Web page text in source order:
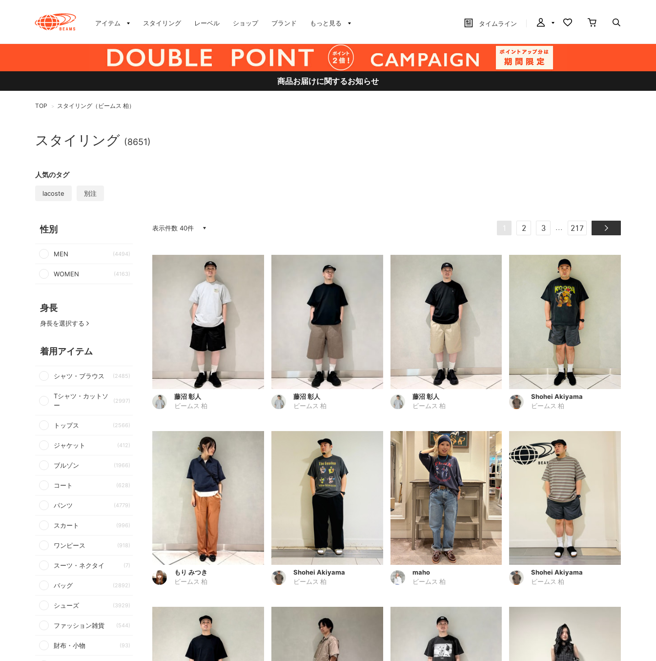
アイテム スタイリング レーベル ショップ ブランド もっと見る タイムライン
商品お届けに関するお知らせ
TOP > スタイリング（ビームス 柏）
スタイリング (8651)
人気のタグ
lacoste 別注
性別
MEN (4494)
WOMEN (4163)
身長
身長を選択する
着用アイテム
シャツ・ブラウス (2485)
Tシャツ・カットソ
ー
(2997)
トップス (2566)
ジャケット (412)
ブルゾン (1966)
コート (628)
パンツ (4779)
スカート (996)
ワンピース (918)
スーツ・ネクタイ (7)
バッグ (2892)
シューズ (3929)
ファッション雑貨 (544)
財布・小物 (93)
表示件数 40件 1 2 3 ... 217
藤沼 彰人
ビームス 柏
藤沼 彰人
ビームス 柏
藤沼 彰人
ビームス 柏
Shohei Akiyama
ビームス 柏
もり みつき
ビームス 柏
Shohei Akiyama
ビームス 柏
maho
ビームス 柏
Shohei Akiyama
ビームス 柏